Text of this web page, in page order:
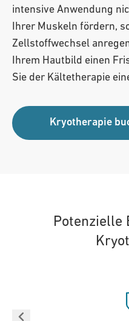
intensive Anwendung
Ihrer Muskeln fördern,
Zellstoffwechsel
Ihrem Hautbild einen
Sie der Kältetherapie
Kryotherapie
Potenzielle